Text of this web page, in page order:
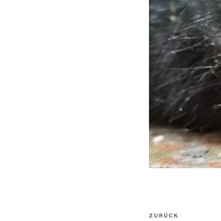
Vorheriger
ZURÜCK